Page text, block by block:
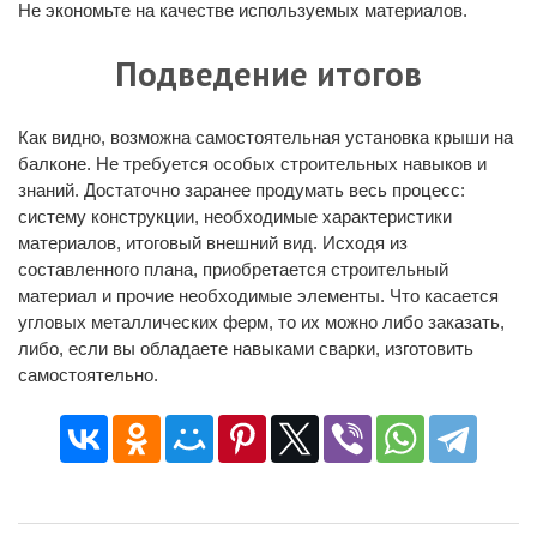
Не экономьте на качестве используемых материалов.
Подведение итогов
Как видно, возможна самостоятельная установка крыши на
балконе. Не требуется особых строительных навыков и
знаний. Достаточно заранее продумать весь процесс:
систему конструкции, необходимые характеристики
материалов, итоговый внешний вид. Исходя из
составленного плана, приобретается строительный
материал и прочие необходимые элементы. Что касается
угловых металлических ферм, то их можно либо заказать,
либо, если вы обладаете навыками сварки, изготовить
самостоятельно.